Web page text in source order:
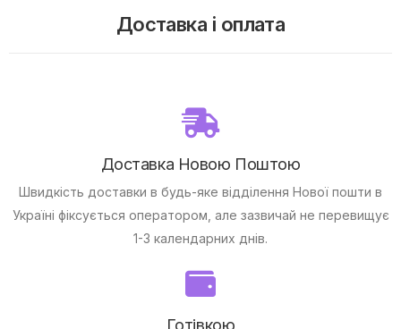
Доставка і оплата
Доставка Новою Поштою
Швидкість доставки в будь-яке відділення Нової пошти в
Україні фіксується оператором, але зазвичай не перевищує
1-3 календарних днів.
Готівкою